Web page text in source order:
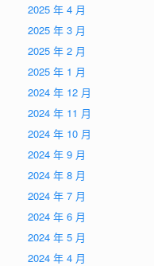
2025 年 4 月
2025 年 3 月
2025 年 2 月
2025 年 1 月
2024 年 12 月
2024 年 11 月
2024 年 10 月
2024 年 9 月
2024 年 8 月
2024 年 7 月
2024 年 6 月
2024 年 5 月
2024 年 4 月